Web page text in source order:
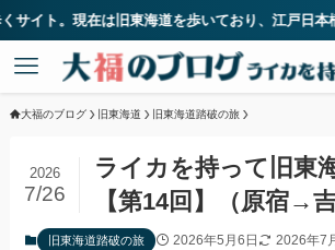
ており、江戸日本橋から33番目の宿場である
大福のブログ 旧東海道 旧東海道踏破の旅
ライカを持って旧東
【第14回】（原宿→吉
2026
7/26
旧東海道踏破の旅 2026年5月6日 2026年7